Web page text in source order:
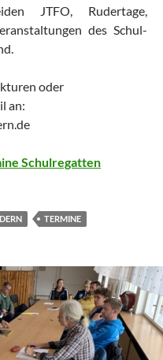
JTFO, Rudertage,
des Schul-
oder
an:
Schulregatten
TERMINE